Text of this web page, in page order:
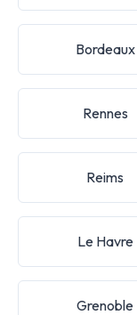
Bordeaux
Rennes
Reims
Le Havre
Grenoble